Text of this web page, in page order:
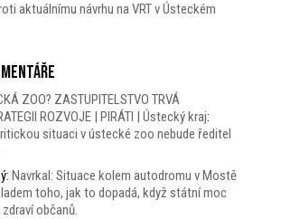
aktuálnímu návrhu na VRT v Ústeckém
ZOO? ZASTUPITELSTVO TRVÁ
ROZVOJE | PIRÁTI | Ústecký kraj:
situaci v ústecké zoo nebude ředitel
: Navrkal: Situace kolem autodromu v Mostě
toho, jak to dopadá, když státní moc
občanů.